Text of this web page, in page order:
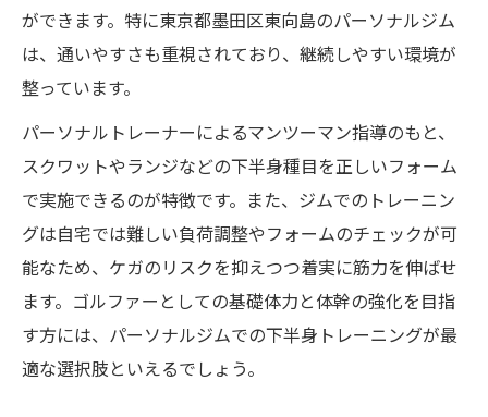
継続しやすいゴルフ下半身トレのコツを解
説
パーソナルジムで下半身強化を習慣にする
秘訣
ゴルフ向けパーソナルジムの通い方と継続
力UP
挫折しないパーソナルジム活用術のポイン
ト
フォーム重視の下半身強化がゴルフを変える
パーソナルジムで学ぶ正しい下半身の動か
し方
ができます。特に東京都墨田区東向島のパーソナルジム
は、通いやすさも重視されており、継続しやすい環境が
整っています。
パーソナルトレーナーによるマンツーマン指導のもと、
スクワットやランジなどの下半身種目を正しいフォーム
で実施できるのが特徴です。また、ジムでのトレーニン
グは自宅では難しい負荷調整やフォームのチェックが可
能なため、ケガのリスクを抑えつつ着実に筋力を伸ばせ
ます。ゴルファーとしての基礎体力と体幹の強化を目指
す方には、パーソナルジムでの下半身トレーニングが最
適な選択肢といえるでしょう。